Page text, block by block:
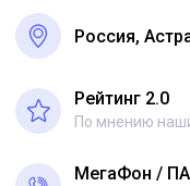
Россия,
Рейтинг 2.0
По мнению
МегаФон